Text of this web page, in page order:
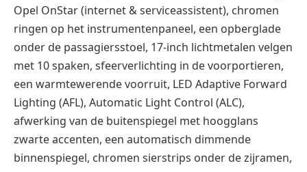
Opel OnStar (internet & serviceassistent), chromen
ringen op het instrumentenpaneel, een opberglade
onder de passagiersstoel, 17-inch lichtmetalen velgen
met 10 spaken, sfeerverlichting in de voorportieren,
een warmtewerende voorruit, LED Adaptive Forward
Lighting (AFL), Automatic Light Control (ALC),
afwerking van de buitenspiegel met hoogglans
zwarte accenten, een automatisch dimmende
binnenspiegel, chromen sierstrips onder de zijramen,